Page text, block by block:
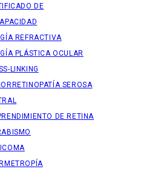
DE
REFRACTIVA
PLÁSTICA OCULAR
LINKING
SEROSA
DE RETINA